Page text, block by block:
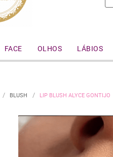
FACE OLHOS LÁBIOS
BLUSH LIP BLUSH ALYCE GONTIJO